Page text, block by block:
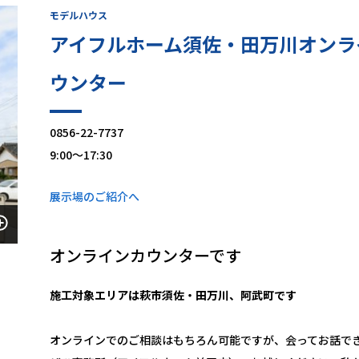
モデルハウス
アイフルホーム須佐・田万川オン
ウンター
0856-22-7737
9:00～17:30
展示場のご紹介へ
オンラインカウンターです
施工対象エリアは萩市須佐・田万川、阿武町です
オンラインでのご相談はもちろん可能ですが、会ってお話で